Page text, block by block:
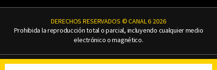
DERECHOS RESERVADOS © CANAL 6 2026
Prohibida la reproducción total o parcial, incluyendo cualquier medio
electrónico o magnético.